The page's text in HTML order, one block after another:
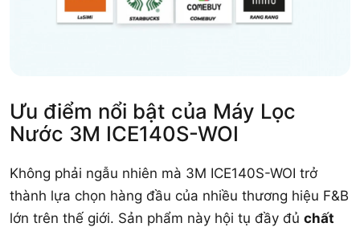
Ưu điểm nổi bật của Máy Lọc
Nước 3M ICE140S-WOI
Không phải ngẫu nhiên mà 3M ICE140S-WOI trở
thành lựa chọn hàng đầu của nhiều thương hiệu F&B
lớn trên thế giới. Sản phẩm này hội tụ đầy đủ chất